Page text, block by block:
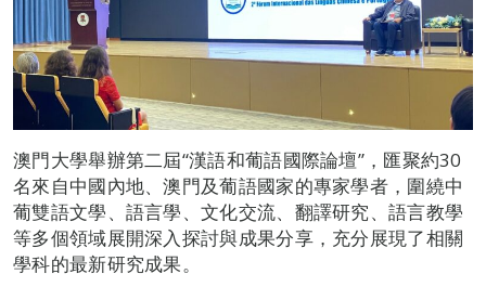
澳門大學舉辦第二屆“漢語和葡語國際論壇”，匯聚約30
名來自中國內地、澳門及葡語國家的專家學者，圍繞中
葡雙語文學、語言學、文化交流、翻譯研究、語言教學
等多個領域展開深入探討與成果分享，充分展現了相關
學科的最新研究成果。